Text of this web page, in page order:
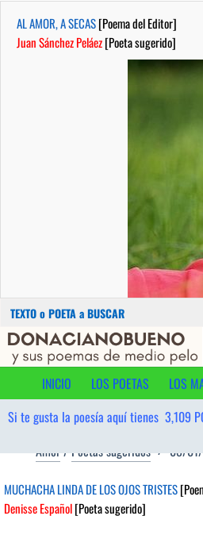
AL AMOR, A SECAS[Poema del Editor]
Juan Sánchez Peláez[Poeta sugerido]
Buscar:
Saltar
contenidoINICIO
LOS POETAS LOS
Si te gusta la poesía aquí tienes 3,109
Amor/Poetas sugeridos 08/
MUCHACHA LINDA DE LOS OJOS TRISTES
Denisse Español[Poeta sugerido]